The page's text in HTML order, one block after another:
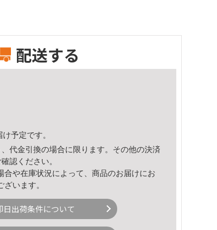
配送する
予定です。
代金引換の場合に限ります。その他の決済
認ください。
や在庫状況によって、商品のお届けにお
います。
日出荷条件について